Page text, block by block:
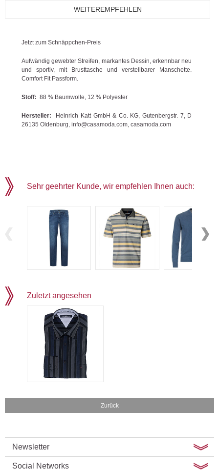
WEITEREMPFEHLEN
Jetzt zum Schnäppchen-Preis
Aufwändig gewebter Streifen, markantes Dessin, erkennbar neu
und sportiv, mit Brusttasche und verstellbarer Manschette.
Comfort Fit Passform.
Stoff: 88 % Baumwolle, 12 % Polyester
Hersteller: Heinrich Katt GmbH & Co. KG, Gutenbergstr. 7, D
26135 Oldenburg, info@casamoda.com, casamoda.com
Sehr geehrter Kunde, wir empfehlen Ihnen auch:
Zuletzt angesehen
Zurück
Newsletter
Social Networks